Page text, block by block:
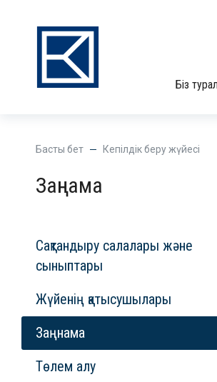
Біз
Басты бет Кепілдік беру жүйесі
Заңнама
Сақтандыру салалары және
сыныптары
Жүйенің қатысушылары
Заңнама
Төлем алу